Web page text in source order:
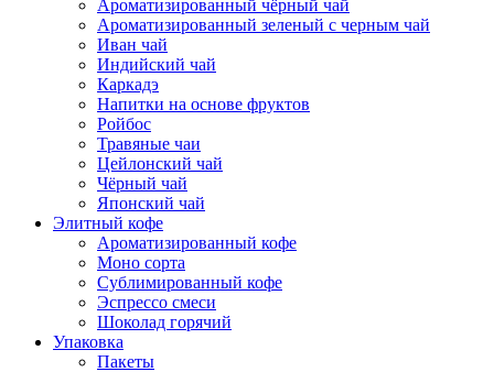
Ароматизированный чёрный чай
Ароматизированный зеленый с черным чай
Иван чай
Индийский чай
Каркадэ
Напитки на основе фруктов
Ройбос
Травяные чаи
Цейлонский чай
Чёрный чай
Японский чай
Элитный кофе
Ароматизированный кофе
Моно сорта
Сублимированный кофе
Эспрессо смеси
Шоколад горячий
Упаковка
Пакеты